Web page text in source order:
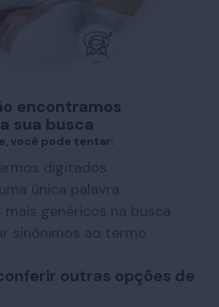
encontramos
sua busca
você pode tentar:
digitados
única palavra
genéricos na busca
sinônimos ao termo
outras opções de